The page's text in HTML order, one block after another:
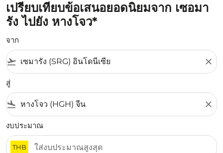
เปรียบเทียบข้อเสนอยอดนิยมจาก เซอมา
รัง ไปยัง หางโจว*
จาก
flight_takeoff close
สู่
flight_land close
งบประมาณ
THB